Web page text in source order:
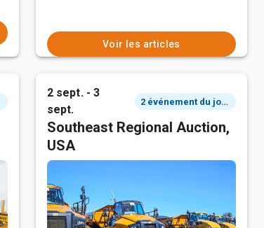
Voir les articles
2 sept. - 3
sept.
2 événement du jour
Southeast Regional Auction,
USA